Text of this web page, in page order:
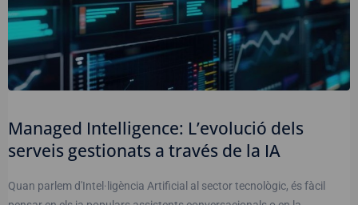
Managed Intelligence: L’evolució dels
serveis gestionats a través de la IA
Quan parlem d'Intel·ligència Artificial al sector tecnològic, és fàcil